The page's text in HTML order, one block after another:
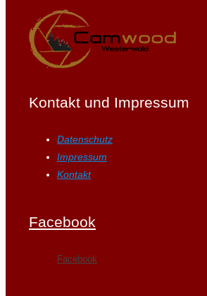
Kontakt und Impressum
Datenschutz
Impressum
Kontakt
Facebook
Facebook